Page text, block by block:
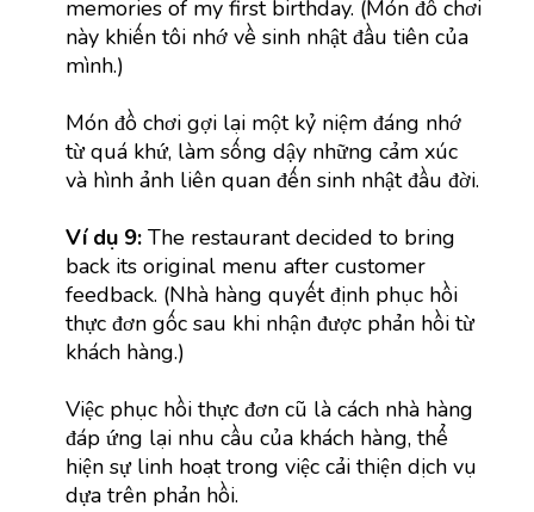
memories of my first birthday. (Món đồ chơi
này khiến tôi nhớ về sinh nhật đầu tiên của
mình.)
Món đồ chơi gợi lại một kỷ niệm đáng nhớ
từ quá khứ, làm sống dậy những cảm xúc
và hình ảnh liên quan đến sinh nhật đầu đời.
Ví dụ 9:The restaurant decided to bring
back its original menu after customer
feedback. (Nhà hàng quyết định phục hồi
thực đơn gốc sau khi nhận được phản hồi từ
khách hàng.)
Việc phục hồi thực đơn cũ là cách nhà hàng
đáp ứng lại nhu cầu của khách hàng, thể
hiện sự linh hoạt trong việc cải thiện dịch vụ
dựa trên phản hồi.